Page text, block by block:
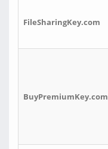
FileSharingKey.com
BuyPremiumKey.com